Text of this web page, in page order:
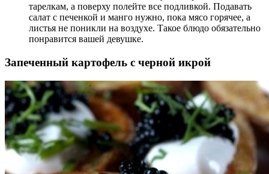
тарелкам, а поверху полейте все подливкой. Подавать
салат с печенкой и манго нужно, пока мясо горячее, а
листья не поникли на воздухе. Такое блюдо обязательно
понравится вашей девушке.
Запеченный картофель с черной икрой